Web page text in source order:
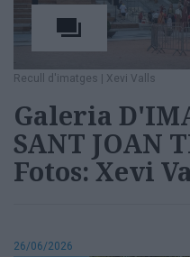
Recull d'imatges | Xevi Valls
Galeria
SANT JOAN
Fotos: Xevi
26/06/2026